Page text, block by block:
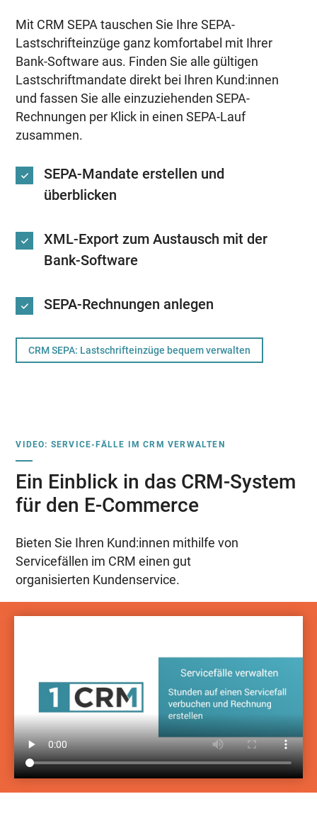
Mit CRM SEPA tauschen Sie Ihre SEPA-
Lastschrifteinzüge ganz komfortabel mit Ihrer
Bank-Software aus. Finden Sie alle gültigen
Lastschriftmandate direkt bei Ihren Kund:innen
und fassen Sie alle einzuziehenden SEPA-
Rechnungen per Klick in einen SEPA-Lauf
zusammen.
SEPA-Mandate erstellen und
überblicken
XML-Export zum Austausch mit der
Bank-Software
SEPA-Rechnungen anlegen
CRM SEPA: Lastschrifteinzüge bequem verwalten
VIDEO: SERVICE-FÄLLE IM CRM VERWALTEN
Ein Einblick in das CRM-System
für den E-Commerce
Bieten Sie Ihren Kund:innen mithilfe von
Servicefällen im CRM einen gut
organisierten Kundenservice.